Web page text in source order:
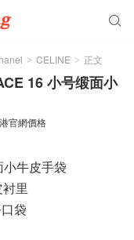

> CELINE > 正文
16 小号缎面小
官網價格
牛皮手袋
里
袋